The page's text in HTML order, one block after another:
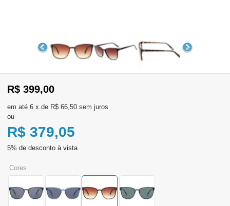
aqui
Registre-
se
R$ 399,00
6 x de R$ 66,50 sem juros
ou
R$ 379,05
cores